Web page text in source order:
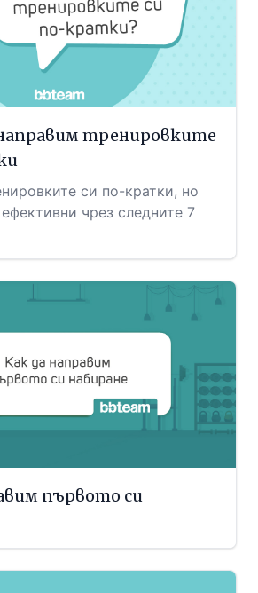
тренировките
си по-кратки, но
чрез следните 7
първото си